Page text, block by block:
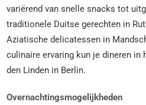
variërend van snelle snacks tot
traditionele Duitse gerechten in
Aziatische delicatessen in
culinaire ervaring kun je dineren in
den Linden in Berlin.
Overnachtingsmogelijkheden